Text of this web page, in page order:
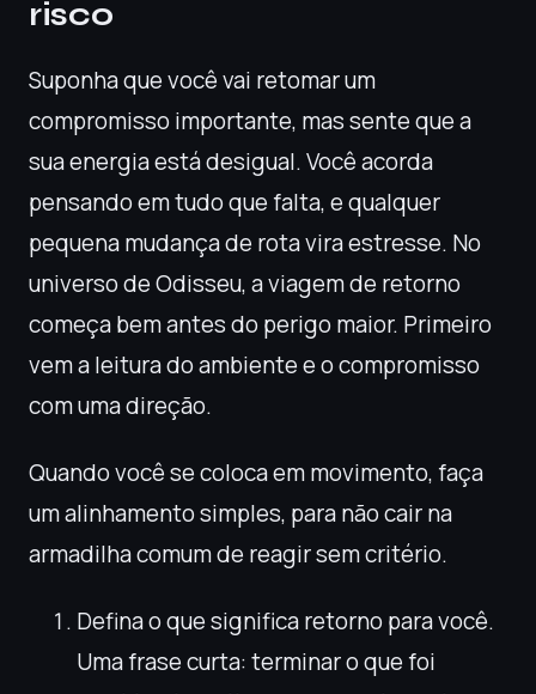
risco
Suponha que você vai retomar um
compromisso importante, mas sente que a
sua energia está desigual. Você acorda
pensando em tudo que falta, e qualquer
pequena mudança de rota vira estresse. No
universo de Odisseu, a viagem de retorno
começa bem antes do perigo maior. Primeiro
vem a leitura do ambiente e o compromisso
com uma direção.
Quando você se coloca em movimento, faça
um alinhamento simples, para não cair na
armadilha comum de reagir sem critério.
Defina o que significa retorno para você.
Uma frase curta: terminar o que foi